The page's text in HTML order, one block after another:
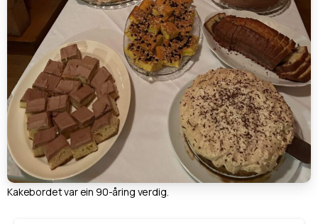
Kakebordet var ein 90-åring verdig.